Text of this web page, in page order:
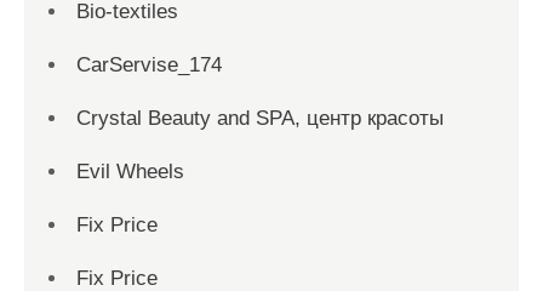
Bio-textiles
CarServise_174
Crystal Beauty and SPA, центр красоты
Evil Wheels
Fix Price
Fix Price